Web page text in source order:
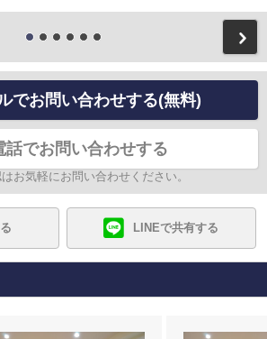
でお問い合わせする(無料)
話でお問い合わせする
お気軽にお問い合わせください。
LINEで共有する